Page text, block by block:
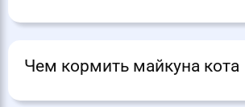
Чем кормить майкуна кота